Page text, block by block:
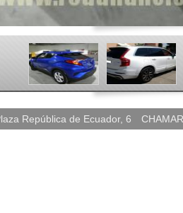
República de Ecuador, 6